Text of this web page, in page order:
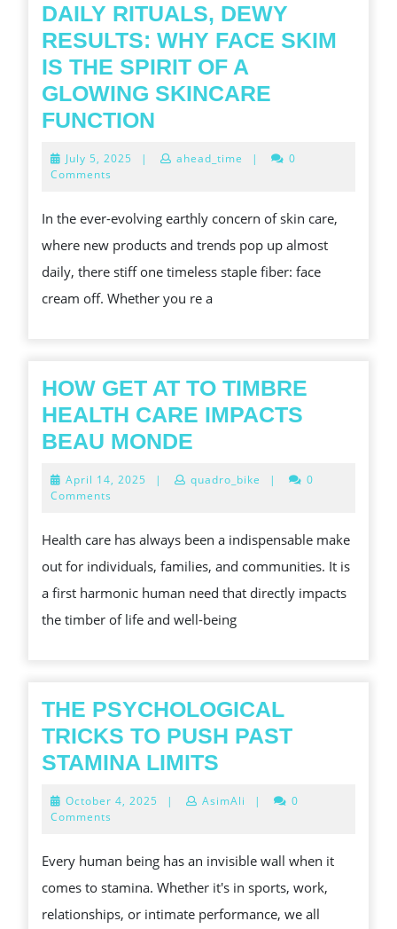
DAILY RITUALS, DEWY
RESULTS: WHY FACE SKIM
IS THE SPIRIT OF A
GLOWING SKINCARE
FUNCTION
DEWY
WHY
FACE
SKIM
IS
OF
A
GLOWING
FUNCTION
July 5, 2025 July| ahead_time |
0
Comments
In the ever-evolving earthly concern of skin care,
where new products and trends pop up almost
daily, there stiff one timeless staple fiber: face
cream off. Whether you re a
HOW GET AT TO TIMBRE
HEALTH CARE IMPACTS
BEAU MONDE
AT
TIMBRE
HEALTH
CARE
IMPACTS
April 14, 2025 April
| quadro_bike |
0
Comments
Health care has always been a indispensable make
out for individuals, families, and communities. It is
a first harmonic human need that directly impacts
the timber of life and well-being
THE PSYCHOLOGICAL
TRICKS TO PUSH PAST
STAMINA LIMITS
TRICKS
PUSH
PAST
STAMINA
October 4, 2025 October
| AsimAli |
0
Comments
Every human being has an invisible wall when it
comes to stamina. Whether it's in sports, work,
relationships, or intimate performance, we all